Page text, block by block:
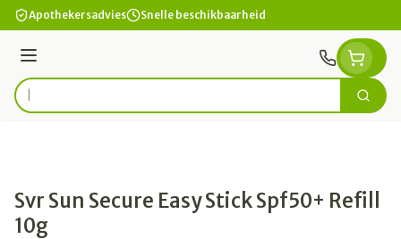
Ga naar de inhoud
Apothekersadvies Snelle beschikbaarheid
Menu
Product, merk, categorie... Zoek
Svr Sun Secure Easy Stick Spf50+ Refill
10g